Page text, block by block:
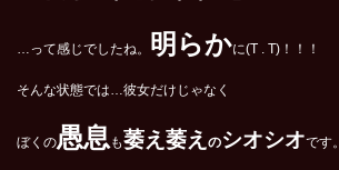
…って感じでしたね。 明らかに(T . T)！！！
そんな状態では…彼女だけじゃなく
ぼくの愚息 も萎え萎え のシオシオです。